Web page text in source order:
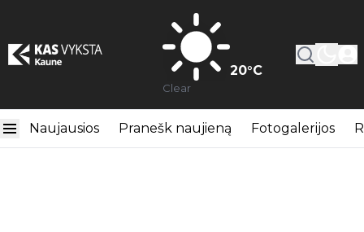
20°C
Clear
Naujausios Pranešk naujieną Fotogalerijos